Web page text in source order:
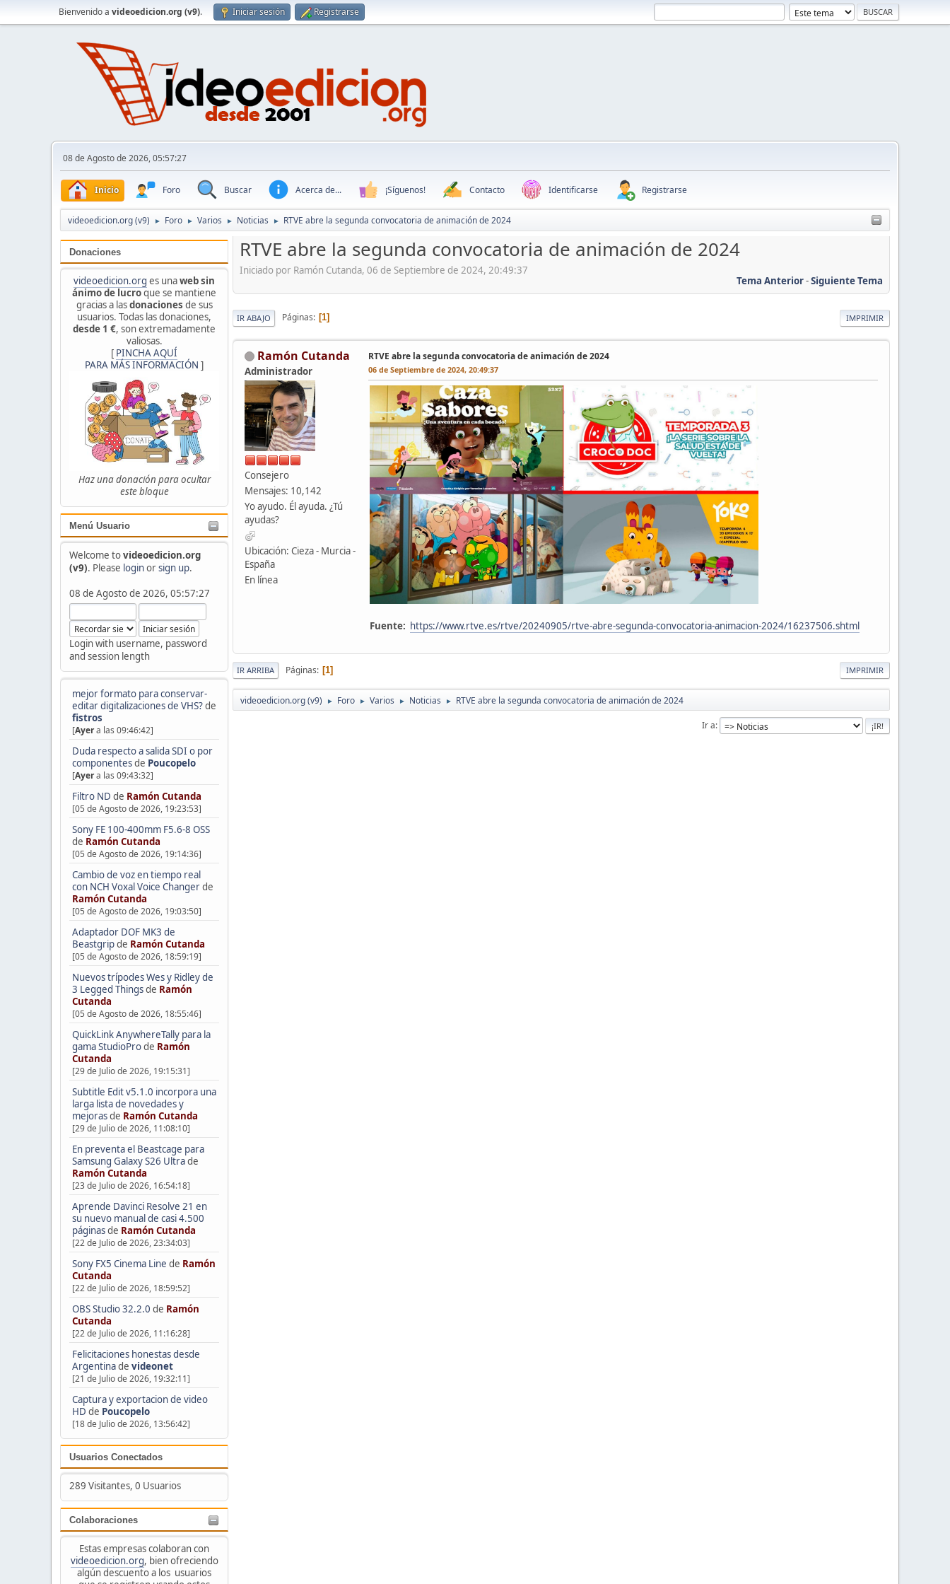
Bienvenido a videoedicion.org (v9). Iniciar sesión Registrarse
08 de Agosto de 2026, 05:57:27
Inicio Foro Buscar Acerca de... ¡Síguenos! Contacto Identificarse Registrarse
videoedicion.org (v9) ► Foro ► Varios ► Noticias ► RTVE abre la segunda convocatoria de animación de 2024
Donaciones
videoedicion.org es unaweb sin
ánimo de lucroque se mantiene
gracias a lasdonaciones de sus
usuarios. Todas las donaciones,
desde 1 €, son extremadamente
valiosas.
[ PINCHA AQUÍ
PARA MÁS INFORMACIÓN ]
Haz una donación para ocultar
este bloque
Menú Usuario
Welcome tovideoedicion.org
(v9). Please loginorsign up.
08 de Agosto de 2026, 05:57:27
Login with username, password
and session length
mejor formato para conservar-
editar digitalizaciones de VHS?de
fistros
[Ayera las 09:46:42]
Duda respecto a salida SDI o por
componentesde Poucopelo
[Ayera las 09:43:32]
Filtro ND de Ramón Cutanda
[05 de Agosto de 2026, 19:23:53]
Sony FE 100-400mm F5.6-8 OSS
de Ramón Cutanda
[05 de Agosto de 2026, 19:14:36]
Cambio de voz en tiempo real
con NCH Voxal Voice Changerde
Ramón Cutanda
[05 de Agosto de 2026, 19:03:50]
Adaptador DOF MK3 de
Beastgripde Ramón Cutanda
[05 de Agosto de 2026, 18:59:19]
Nuevos trípodes Wes y Ridley de
3 Legged Thingsde Ramón
Cutanda
[05 de Agosto de 2026, 18:55:46]
QuickLink AnywhereTally para la
gama StudioProde Ramón
Cutanda
[29 de Julio de 2026, 19:15:31]
Subtitle Edit v5.1.0 incorpora una
larga lista de novedades y
mejorasde Ramón Cutanda
[29 de Julio de 2026, 11:08:10]
En preventa el Beastcage para
Samsung Galaxy S26 Ultrade
Ramón Cutanda
[23 de Julio de 2026, 16:54:18]
Aprende Davinci Resolve 21 en
su nuevo manual de casi 4.500
páginasde Ramón Cutanda
[22 de Julio de 2026, 23:34:03]
Sony FX5 Cinema Line de Ramón
Cutanda
[22 de Julio de 2026, 18:59:52]
OBS Studio 32.2.0 de Ramón
Cutanda
[22 de Julio de 2026, 11:16:28]
Felicitaciones honestas desde
Argentinade videonet
[21 de Julio de 2026, 19:32:11]
Captura y exportacion de video
HD de Poucopelo
[18 de Julio de 2026, 13:56:42]
Usuarios Conectados
289 Visitantes, 0 Usuarios
Colaboraciones
Estas empresas colaboran con
videoedicion.org, bien ofreciendo
algún descuento a los usuarios
RTVE abre la segunda convocatoria de animación de 2024
Iniciado por Ramón Cutanda, 06 de Septiembre de 2024, 20:49:37
Tema Anterior-Siguiente Tema
IMPRIMIR
IR ABAJO Páginas 1
Ramón Cutanda
Administrador
Consejero
Mensajes: 10,142
Yo ayudo. Él ayuda. ¿Tú
ayudas?
Ubicación: Cieza - Murcia -
España
En línea
RTVE abre la segunda convocatoria de animación de 2024
06 de Septiembre de 2024, 20:49:37
Fuente: https://www.rtve.es/rtve/20240905/rtve-abre-segunda-convocatoria-animacion-2024/16237506.shtml
IMPRIMIR
IR ARRIBA Páginas 1
videoedicion.org (v9) ► Foro ► Varios ► Noticias ► RTVE abre la segunda convocatoria de animación de 2024
Ir a